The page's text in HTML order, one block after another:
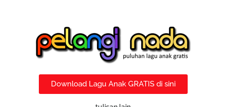
Download Lagu Anak GRATIS di sini